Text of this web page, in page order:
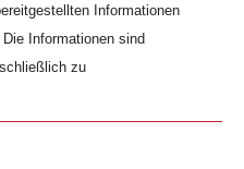
Informationen
Informationen sind
zu